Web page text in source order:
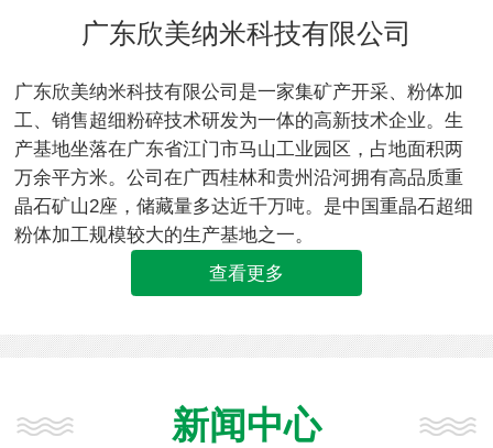
广东欣美纳米科技有限公司
广东欣美纳米科技有限公司是一家集矿产开采、粉体加
工、销售超细粉碎技术研发为一体的高新技术企业。生
产基地坐落在广东省江门市马山工业园区，占地面积两
万余平方米。公司在广西桂林和贵州沿河拥有高品质重
晶石矿山2座，储藏量多达近千万吨。是中国重晶石超细
粉体加工规模较大的生产基地之一。
查看更多
新闻中心